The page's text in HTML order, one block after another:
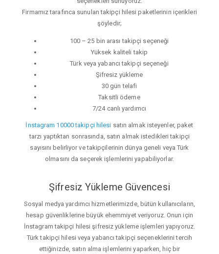
Firmamız tarafınca sunulan takipçi hilesi paketlerinin içerikleri
şöyledir;
100 – 25 bin arası takipçi seçeneği
Yüksek kaliteli takip
Türk veya yabancı takipçi seçeneği
Şifresiz yükleme
30 gün telafi
Taksitli ödeme
7/24 canlı yardımcı
İnstagram 10000 takipçi hilesi satın almak isteyenler, paket
tarzı yaptıktan sonrasında, satın almak istedikleri takipçi
sayısını belirliyor ve takipçilerinin dünya geneli veya Türk
olmasını da seçerek işlemlerini yapabiliyorlar.
Şifresiz Yükleme Güvencesi
Sosyal medya yardımcı hizmetlerimizde, bütün kullanıcıların,
hesap güvenliklerine büyük ehemmiyet veriyoruz. Onun için
İnstagram takipçi hilesi şifresiz yükleme işlemleri yapıyoruz.
Türk takipçi hilesi veya yabancı takipçi seçeneklerini tercih
ettiğinizde, satın alma işlemlerini yaparken, hiç bir